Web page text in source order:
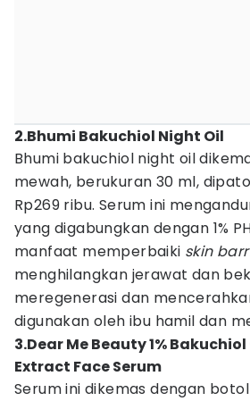
2.Bhumi Bakuchiol Night Oil
Bhumi bakuchiol night oil
mewah, berukuran 30 ml,
Rp269 ribu. Serum ini
yang digabungkan dengan 1%
manfaat memperbaiki skin
menghilangkan jerawat dan
meregenerasi dan
digunakan oleh ibu hamil dan
3.Dear Me Beauty 1%
Extract Face Serum
Serum ini dikemas dengan